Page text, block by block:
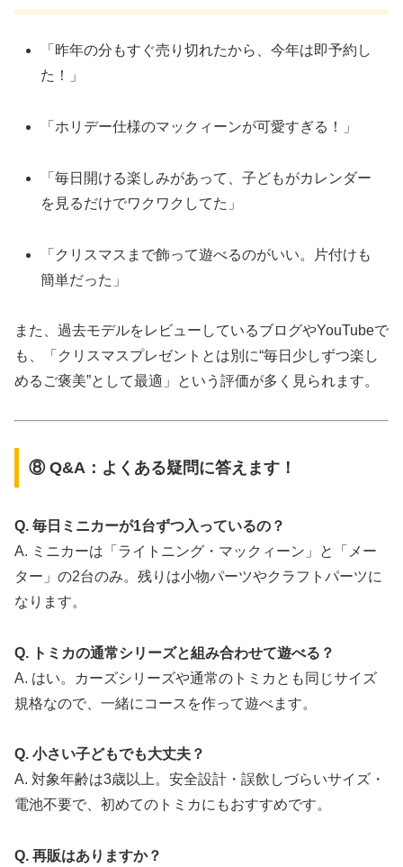
「昨年の分もすぐ売り切れたから、今年は即予約し
た！」
「ホリデー仕様のマックィーンが可愛すぎる！」
「毎日開ける楽しみがあって、子どもがカレンダー
を見るだけでワクワクしてた」
「クリスマスまで飾って遊べるのがいい。片付けも
簡単だった」
また、過去モデルをレビューしているブログやYouTubeで
も、「クリスマスプレゼントとは別に“毎日少しずつ楽し
めるご褒美”として最適」という評価が多く見られます。
⑧ Q&A：よくある疑問に答えます！
Q. 毎日ミニカーが1台ずつ入っているの？
A. ミニカーは「ライトニング・マックィーン」と「メー
ター」の2台のみ。残りは小物パーツやクラフトパーツに
なります。
Q. トミカの通常シリーズと組み合わせて遊べる？
A. はい。カーズシリーズや通常のトミカとも同じサイズ
規格なので、一緒にコースを作って遊べます。
Q. 小さい子どもでも大丈夫？
A. 対象年齢は3歳以上。安全設計・誤飲しづらいサイズ・
電池不要で、初めてのトミカにもおすすめです。
Q. 再販はありますか？